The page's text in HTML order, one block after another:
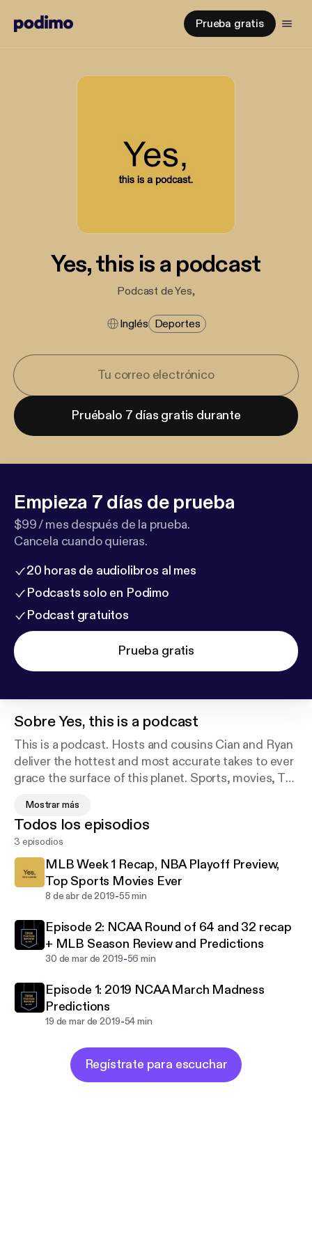
Prueba gratis
Yes, this is a podcast
Podcast de Yes,
Inglés Deportes
Pruébalo 7 días gratis durante
Empieza 7 días de prueba
$99 / mes después de la prueba.
Cancela cuando quieras.
20 horas de audiolibros al mes
Podcasts solo en Podimo
Podcast gratuitos
Prueba gratis
SobreYes, this is a podcast
This is a podcast. Hosts and cousins Cian and Ryan
deliver the hottest and most accurate takes to ever
grace the surface of this planet. Sports, movies, TV,
got it. New guests (who are 100% real) every
episode. This podcast will positively impact every
aspect of your life.
Mostrar más
Todos los episodios
3 episodios
MLB Week 1 Recap, NBA Playoff Preview,
Top Sports Movies Ever
8 de abr de 2019-55 min
Episode 2: NCAA Round of 64 and 32 recap
+ MLB Season Review and Predictions
30 de mar de 2019-56 min
Episode 1: 2019 NCAA March Madness
Predictions
19 de mar de 2019-54 min
Regístrate para escuchar